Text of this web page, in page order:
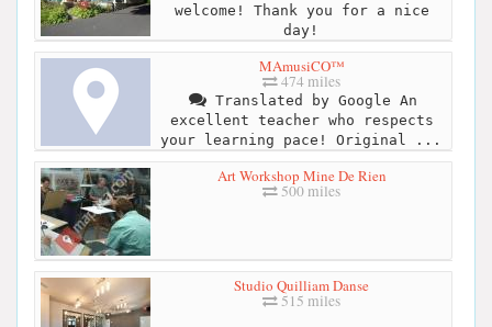
welcome! Thank you for a nice
day!
MAmusiCO™
474 miles
Translated by Google An
excellent teacher who respects
your learning pace! Original ...
Art Workshop Mine De Rien
500 miles
Studio Quilliam Danse
515 miles